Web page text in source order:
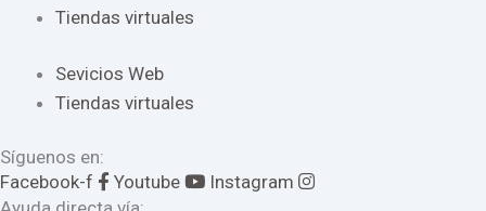
Tiendas virtuales
Sevicios Web
Tiendas virtuales
Síguenos en:
Facebook-f
Youtube
Instagram